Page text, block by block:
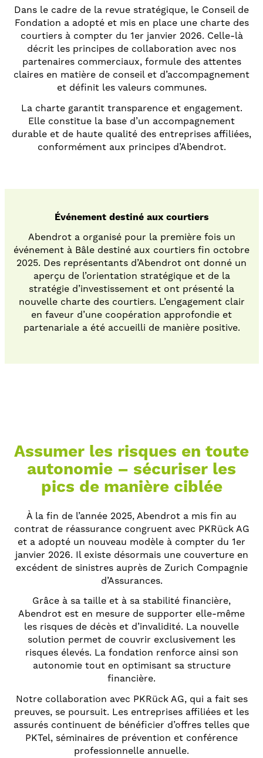
Dans le cadre de la revue stratégique, le Conseil de
Fondation a adopté et mis en place une charte des
courtiers à compter du 1er janvier 2026. Celle-là
décrit les principes de collaboration avec nos
partenaires commerciaux, formule des attentes
claires en matière de conseil et d’accompagnement
et définit les valeurs communes.
La charte garantit transparence et engagement.
Elle constitue la base d’un accompagnement
durable et de haute qualité des entreprises affiliées,
conformément aux principes d’Abendrot.
Événement destiné aux courtiers
Abendrot a organisé pour la première fois un
événement à Bâle destiné aux courtiers fin octobre
2025. Des représentants d’Abendrot ont donné un
aperçu de l’orientation stratégique et de la
stratégie d’investissement et ont présenté la
nouvelle charte des courtiers. L’engagement clair
en faveur d’une coopération approfondie et
partenariale a été accueilli de manière positive.
Assumer les risques en toute
autonomie – sécuriser les
pics de manière ciblée
À la fin de l’année 2025, Abendrot a mis fin au
contrat de réassurance congruent avec PKRück AG
et a adopté un nouveau modèle à compter du 1er
janvier 2026. Il existe désormais une couverture en
excédent de sinistres auprès de Zurich Compagnie
d’Assurances.
Grâce à sa taille et à sa stabilité financière,
Abendrot est en mesure de supporter elle-même
les risques de décès et d’invalidité. La nouvelle
solution permet de couvrir exclusivement les
risques élevés. La fondation renforce ainsi son
autonomie tout en optimisant sa structure
financière.
Notre collaboration avec PKRück AG, qui a fait ses
preuves, se poursuit. Les entreprises affiliées et les
assurés continuent de bénéficier d’offres telles que
PKTel, séminaires de prévention et conférence
professionnelle annuelle.